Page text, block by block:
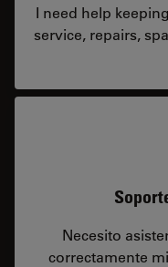
I need help
service, repairs,
Necesito
correctamente